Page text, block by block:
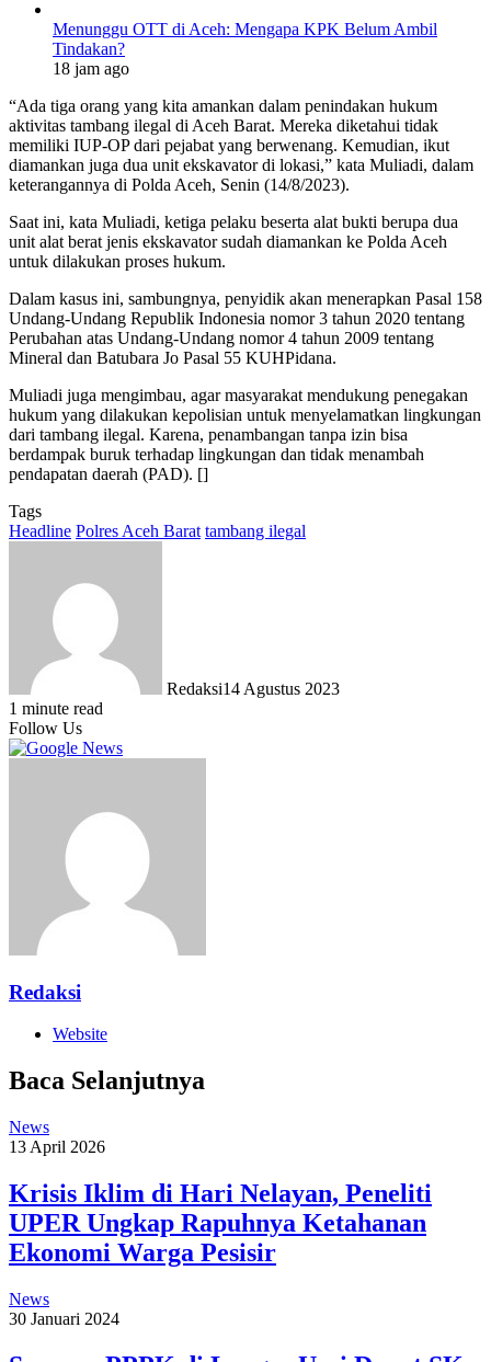
Menunggu OTT di Aceh: Mengapa KPK Belum Ambil
Tindakan?
18 jam ago
“Ada tiga orang yang kita amankan dalam penindakan hukum
aktivitas tambang ilegal di Aceh Barat. Mereka diketahui tidak
memiliki IUP-OP dari pejabat yang berwenang. Kemudian, ikut
diamankan juga dua unit ekskavator di lokasi,” kata Muliadi, dalam
keterangannya di Polda Aceh, Senin (14/8/2023).
Saat ini, kata Muliadi, ketiga pelaku beserta alat bukti berupa dua
unit alat berat jenis ekskavator sudah diamankan ke Polda Aceh
untuk dilakukan proses hukum.
Dalam kasus ini, sambungnya, penyidik akan menerapkan Pasal 158
Undang-Undang Republik Indonesia nomor 3 tahun 2020 tentang
Perubahan atas Undang-Undang nomor 4 tahun 2009 tentang
Mineral dan Batubara Jo Pasal 55 KUHPidana.
Muliadi juga mengimbau, agar masyarakat mendukung penegakan
hukum yang dilakukan kepolisian untuk menyelamatkan lingkungan
dari tambang ilegal. Karena, penambangan tanpa izin bisa
berdampak buruk terhadap lingkungan dan tidak menambah
pendapatan daerah (PAD). []
Tags
Headline Polres Aceh Barat tambang ilegal
Redaksi14 Agustus 2023
1 minute read
Follow Us
Redaksi
Website
Baca Selanjutnya
News
13 April 2026
Krisis Iklim di Hari Nelayan, Peneliti
UPER Ungkap Rapuhnya Ketahanan
Ekonomi Warga Pesisir
News
30 Januari 2024